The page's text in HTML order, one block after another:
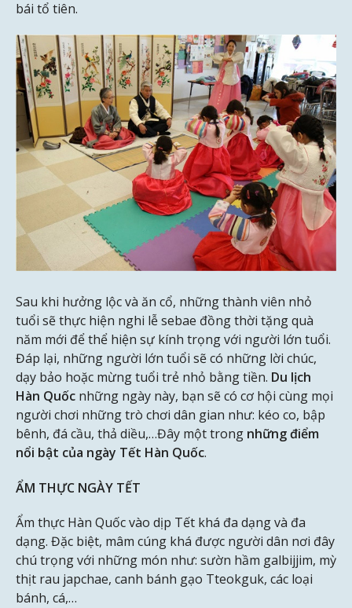
bái tổ tiên.
Sau khi hưởng lộc và ăn cổ, những thành viên nhỏ
tuổi sẽ thực hiện nghi lễ sebae đồng thời tặng quà
năm mới để thể hiện sự kính trọng với người lớn tuổi.
Đáp lại, những người lớn tuổi sẽ có những lời chúc,
dạy bảo hoặc mừng tuổi trẻ nhỏ bằng tiền. Du lịch
Hàn Quốc những ngày này, bạn sẽ có cơ hội cùng mọi
người chơi những trò chơi dân gian như: kéo co, bập
bênh, đá cầu, thả diều,…Đây một trong những điểm
nổi bật của ngày Tết Hàn Quốc.
ẨM THỰC NGÀY TẾT
Ẩm thực Hàn Quốc vào dịp Tết khá đa dạng và đa
dạng. Đặc biệt, mâm cúng khá được người dân nơi đây
chú trọng với những món như: sườn hầm galbijjim, mỳ
thịt rau japchae, canh bánh gạo Tteokguk, các loại
bánh, cá,…